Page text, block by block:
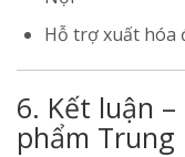
Hỗ trợ xuất hóa
6. Kết luận
phẩm Trung